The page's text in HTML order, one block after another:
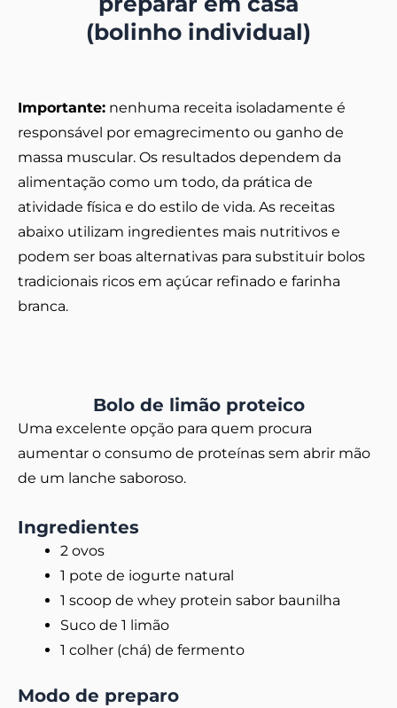
(bolinho individual)
Importante: nenhuma receita isoladamente é
responsável por emagrecimento ou ganho de
massa muscular. Os resultados dependem da
alimentação como um todo, da prática de
atividade física e do estilo de vida. As receitas
abaixo utilizam ingredientes mais nutritivos e
podem ser boas alternativas para substituir bolos
tradicionais ricos em açúcar refinado e farinha
branca.
Bolo de limão proteico
Uma excelente opção para quem procura
aumentar o consumo de proteínas sem abrir mão
de um lanche saboroso.
Ingredientes
2 ovos
1 pote de iogurte natural
1 scoop de whey protein sabor baunilha
Suco de 1 limão
1 colher (chá) de fermento
Modo de preparo